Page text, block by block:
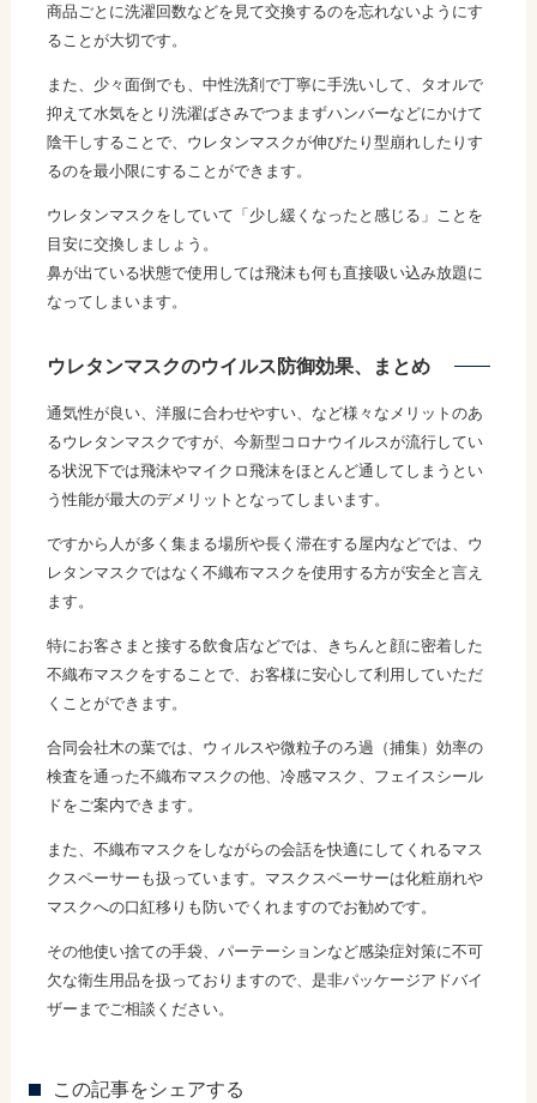
商品ごとに洗濯回数などを見て交換するのを忘れないようにす
ることが大切です。
また、少々面倒でも、中性洗剤で丁寧に手洗いして、タオルで
抑えて水気をとり洗濯ばさみでつままずハンバーなどにかけて
陰干しすることで、ウレタンマスクが伸びたり型崩れしたりす
るのを最小限にすることができます。
ウレタンマスクをしていて「少し緩くなったと感じる」ことを
目安に交換しましょう。
鼻が出ている状態で使用しては飛沫も何も直接吸い込み放題に
なってしまいます。
ウレタンマスクのウイルス防御効果、まとめ
通気性が良い、洋服に合わせやすい、など様々なメリットのあ
るウレタンマスクですが、今新型コロナウイルスが流行してい
る状況下では飛沫やマイクロ飛沫をほとんど通してしまうとい
う性能が最大のデメリットとなってしまいます。
ですから人が多く集まる場所や長く滞在する屋内などでは、ウ
レタンマスクではなく不織布マスクを使用する方が安全と言え
ます。
特にお客さまと接する飲食店などでは、きちんと顔に密着した
不織布マスクをすることで、お客様に安心して利用していただ
くことができます。
合同会社木の葉では、ウィルスや微粒子のろ過（捕集）効率の
検査を通った不織布マスクの他、冷感マスク、フェイスシール
ドをご案内できます。
また、不織布マスクをしながらの会話を快適にしてくれるマス
クスペーサーも扱っています。マスクスペーサーは化粧崩れや
マスクへの口紅移りも防いでくれますのでお勧めです。
その他使い捨ての手袋、パーテーションなど感染症対策に不可
欠な衛生用品を扱っておりますので、是非パッケージアドバイ
ザーまでご相談ください。
この記事をシェアする